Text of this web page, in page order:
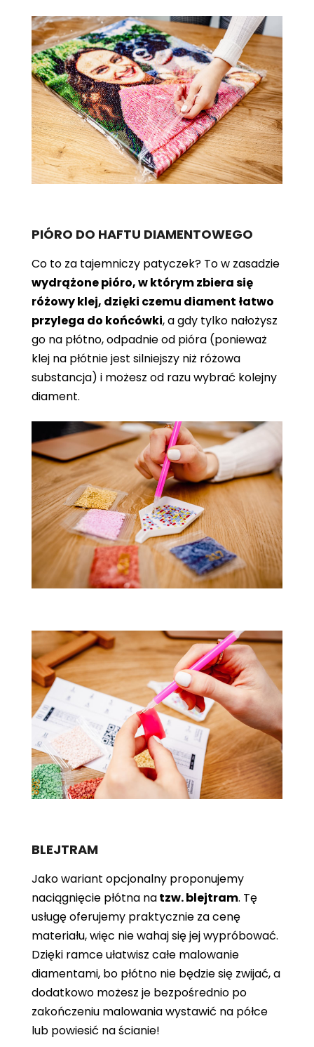
PIÓRO DO HAFTU DIAMENTOWEGO
Co to za tajemniczy patyczek? To w zasadzie
wydrążone pióro, w którym zbiera się
różowy klej, dzięki czemu diament łatwo
przylega do końcówki, a gdy tylko nałożysz
go na płótno, odpadnie od pióra (ponieważ
klej na płótnie jest silniejszy niż różowa
substancja) i możesz od razu wybrać kolejny
diament.
BLEJTRAM
Jako wariant opcjonalny proponujemy
naciągnięcie płótna natzw. blejtram. Tę
usługę oferujemy praktycznie za cenę
materiału, więc nie wahaj się jej wypróbować.
Dzięki ramce ułatwisz całe malowanie
diamentami, bo płótno nie będzie się zwijać, a
dodatkowo możesz je bezpośrednio po
zakończeniu malowania wystawić na półce
lub powiesić na ścianie!